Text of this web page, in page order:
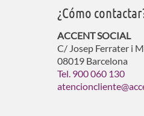
¿Cómo
ACCENT SOCIAL
C/ Josep Ferrater i
08019 Barcelona
Tel. 900 060 130